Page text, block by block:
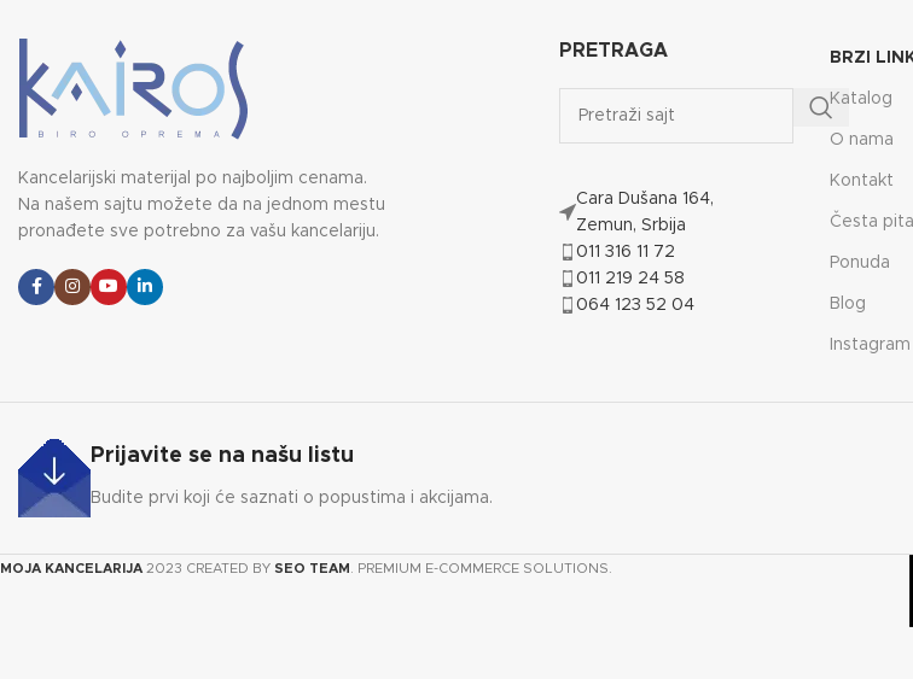
Kancelarijski materijal po najboljim cenama.
Na našem sajtu možete da na jednom mestu
pronađete sve potrebno za vašu kancelariju.
PRETRAGA
Cara Dušana 164,
Zemun, Srbija
011 316 11 72
011 219 24 58
064 123 52 04
BRZI
Katalog
O nama
Kontakt
Česta
Ponuda
Blog
Prijavite se na našu listu
Budite prvi koji će saznati o popustima i akcijama.
MOJA KANCELARIJA 2023 CREATED BY SEO TEAM . PREMIUM E-COMMERCE SOLUTIONS.